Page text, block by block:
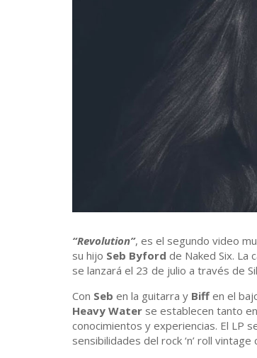
“Revolution”, es el segundo video
su hijo Seb Byford de Naked Six. La
se lanzará el 23 de julio a través de
Con Seb en la guitarra y Biff en el
Heavy Water se establecen tanto
conocimientos y experiencias. El LP
sensibilidades del rock ‘n’ roll